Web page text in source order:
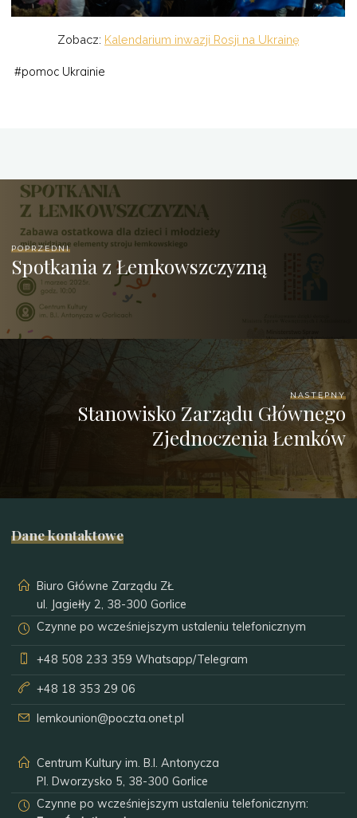
Zobacz: Kalendarium inwazji Rosji na Ukrainę
#pomoc Ukrainie
POPRZEDNI
Spotkania z Łemkowszczyzną
NASTĘPNY
Stanowisko Zarządu Głównego
Zjednoczenia Łemków
Dane kontaktowe
Biuro Główne Zarządu ZŁ
ul. Jagiełły 2, 38-300 Gorlice
Czynne po wcześniejszym ustaleniu telefonicznym
+48 508 233 359 Whatsapp/Telegram
+48 18 353 29 06
lemkounion@poczta.onet.pl
Centrum Kultury im. B.I. Antonycza
Pl. Dworzysko 5, 38-300 Gorlice
Czynne po wcześniejszym ustaleniu telefonicznym: